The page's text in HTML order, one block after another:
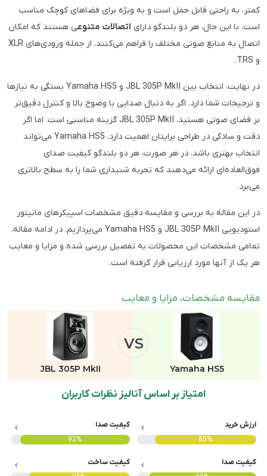
کمتر، به راحتی قابل حمل است و به ویژه برای فضاهای کوچک مناسب
است. با این حال، هر دو بلندگو دارای اتصالات متنوعی هستند که امکان
اتصال به منابع صوتی مختلف را فراهم می‌کنند، از جمله ورودی‌های XLR
و TRS.
در نهایت، انتخاب بین JBL 305P MkII و Yamaha HS5 بستگی به نیازها
و ترجیحات شما دارد. اگر به دنبال صدایی با وضوح بالا و کنترل دقیق‌تر
بر فضای صوتی هستید، JBL 305P MkII گزینه مناسبی است. اما اگر
دقت و سادگی در طراحی برایتان اهمیت دارد، Yamaha HS5 می‌تواند
انتخاب بهتری باشد. در هر صورت، هر دو بلندگو کیفیت صدای
فوق‌العاده‌ای ارائه می‌دهند که تجربه شنیداری شما را به سطح بالاتری
می‌برد.
در این مقاله به بررسی و مقایسه دقیق مشخصات اسپیکرهای مانیتور
استودیویی JBL 305P MkII و Yamaha HS5 می‌پردازیم. در ادامه مقاله،
تمامی مشخصات این محصولات به تفصیل بررسی شده و مزایا و معایب
هر یک از آنها مورد ارزیابی قرار گرفته است.
مقایسه مشخصات، مزایا و معایب
VS
Yamaha HS5
JBL 305P MkII
امتیاز بر اساس آنالیز نظرات کاربران
ارزش خرید
85%
کیفیت صدا
کیفیت صدا
92%
کیفیت ساخت